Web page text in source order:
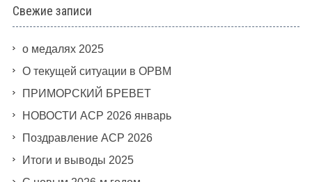
Свежие записи
о медалях 2025
О текущей ситуации в ОРВМ
ПРИМОРСКИЙ БРЕВЕТ
НОВОСТИ АСР 2026 январь
Поздравление АСР 2026
Итоги и выводы 2025